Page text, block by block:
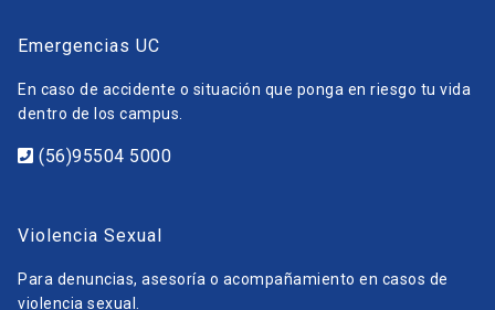
Emergencias UC
En caso de accidente o situación que ponga en riesgo tu vida
dentro de los campus.
(56)95504 5000
Violencia Sexual
Para denuncias, asesoría o acompañamiento en casos de
violencia sexual.